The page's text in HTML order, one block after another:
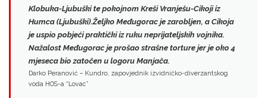
Klobuka-Ljubuški te pokojnom Kreši Vranješu-Cikojiiz
Humca (Ljubuški).Željko Međugorac je zarobljen, a Cikoja
je uspio pobjeći praktički iz ruku neprijateljskih vojnika.
Nažalost Međugorac je prošao strašne torture jer je oko 4
mjeseca bio zatočen u logoru Manjača.
Darko Peranović – Kundro, zapovjednik izvidničko-diverzantskog
voda HOS-a “Lovac”